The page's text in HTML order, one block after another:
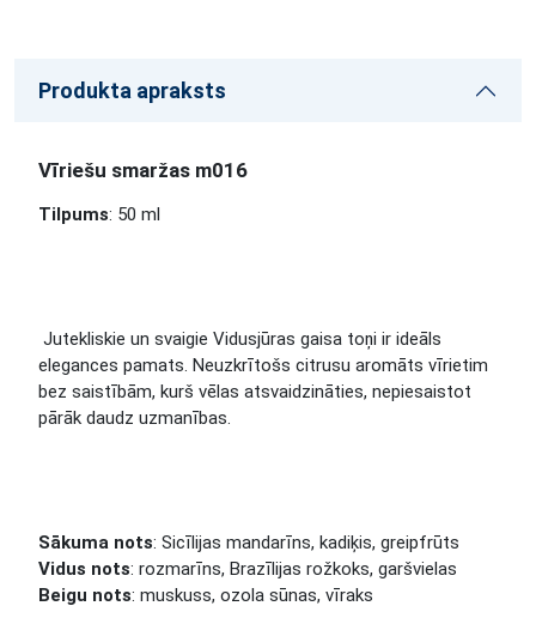
Produkta apraksts
Vīriešu smaržas m016
Tilpums: 50 ml
Jutekliskie un svaigie Vidusjūras gaisa toņi ir ideāls
elegances pamats. Neuzkrītošs citrusu aromāts vīrietim
bez saistībām, kurš vēlas atsvaidzināties, nepiesaistot
pārāk daudz uzmanības.
Sākuma nots: Sicīlijas mandarīns, kadiķis, greipfrūts
Vidus nots: rozmarīns, Brazīlijas rožkoks, garšvielas
Beigu nots: muskuss, ozola sūnas, vīraks